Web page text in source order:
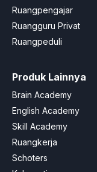
Ruangpengajar
Ruangguru Privat
Ruangpeduli
Produk Lainnya
Brain Academy
English Academy
Skill Academy
Ruangkerja
Schoters